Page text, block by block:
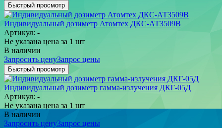
Быстрый просмотр
Индивидуальный дозиметр Атомтех ДКС-АТ3509B
Артикул: -
Не указана цена за 1 шт
В наличии
Запросить ценуЗапрос цены
Быстрый просмотр
Индивидуальный дозиметр гамма-излучения ДКГ-05Д
Артикул: -
Не указана цена за 1 шт
В наличии
Запросить ценуЗапрос цены